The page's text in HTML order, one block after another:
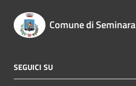
Comune di Seminara
SEGUICI SU